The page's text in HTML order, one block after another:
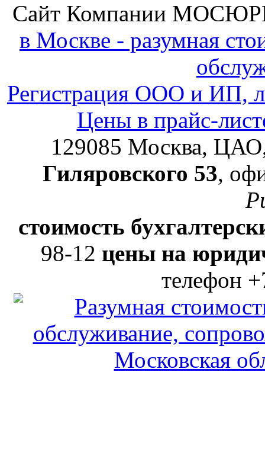
Сайт Компании
в Москве - разумная
Регистрация ООО и ИП,
Цены в прайс-
129085 Москва,
Гиляровского 53,
стоимость
98-12 цены на
телефон